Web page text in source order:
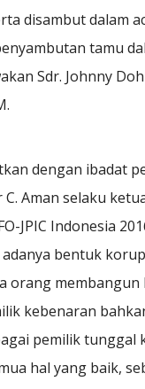
disambut dalam
tamu
Sdr. Johnny
dengan ibadat
Aman selaku
JPIC Indonesia
bentuk
orang membangun
kebenaran
pemilik tunggal
hal yang baik,